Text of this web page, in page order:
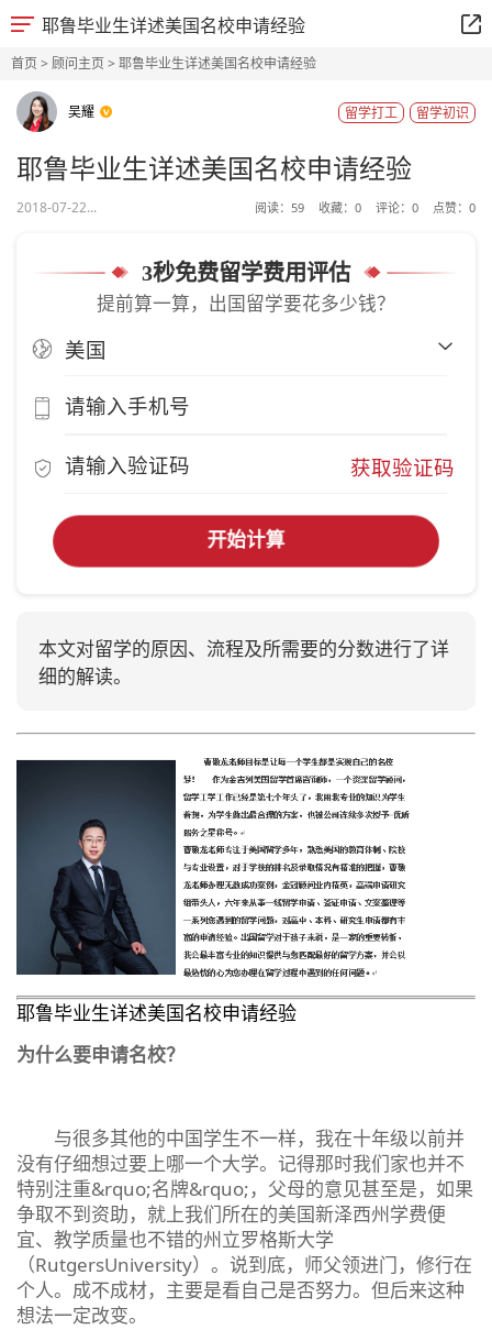
耶鲁毕业生详述美国名校申请经验
首页> 顾问主页> 耶鲁毕业生详述美国名校申请经验
吴耀 留学初识
留学打工
耶鲁毕业生详述美国名校申请经验
2018-07-22... 阅读： 59 收藏： 0 评论： 0 点赞： 0
3秒免费留学费用评估
提前算一算，出国留学要花多少钱？
获取验证码
开始计算
本文对留学的原因、流程及所需要的分数进行了详
细的解读。
耶鲁毕业生详述美国名校申请经验
为什么要申请名校？
与很多其他的中国学生不一样，我在十年级以前并
没有仔细想过要上哪一个大学。记得那时我们家也并不
特别注重&rquo;名牌&rquo;，父母的意见甚至是，如果
争取不到资助，就上我们所在的美国新泽西州学费便
宜、教学质量也不错的州立罗格斯大学
（RutgersUniversity）。说到底，师父领进门，修行在
个人。成不成材，主要是看自己是否努力。但后来这种
想法一定改变。